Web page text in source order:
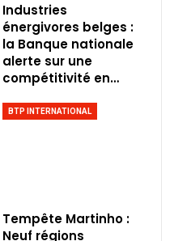
Industries
énergivores belges :
la Banque nationale
alerte sur une
compétitivité en…
BTP INTERNATIONAL
Tempête Martinho :
Neuf régions